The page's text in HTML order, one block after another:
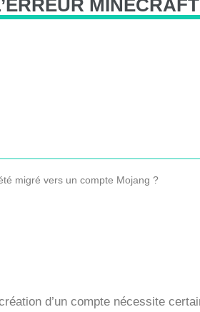
MINECRAFT
migré vers un compte Mojang ?
d’un compte nécessite